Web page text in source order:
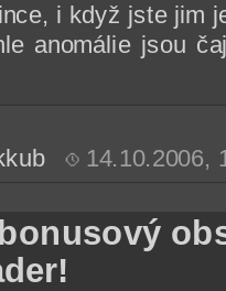
i když jste jim
anomálie jsou